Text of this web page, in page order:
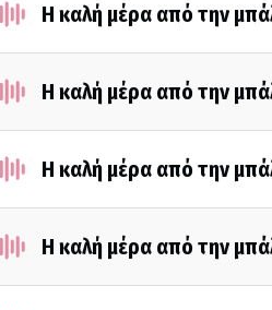
Η καλή μέρα από την
Η καλή μέρα από την
Η καλή μέρα από την
Η καλή μέρα από την